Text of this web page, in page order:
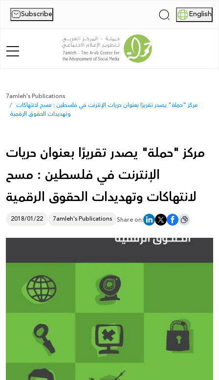
Subscribe | English
Home
About Us
Publications
Reports
Palestine Digital Activism Forum
Report
Donate
7amleh's Publications
مركز "حملة" يصدر تقريرًا بعنوان حريات الإنترنت في فلسطين : مسح لانتهاكات
وتهديدات الحقوق الرقمية
مركز "حملة" يصدر تقريرًا بعنوان حريات
الإنترنت في فلسطين : مسح
لانتهاكات وتهديدات الحقوق الرقمية
2018/01/22 7amleh's Publications Share on: